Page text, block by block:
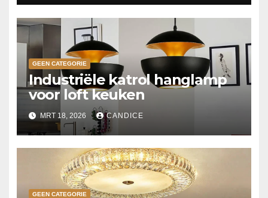
GEEN CATEGORIE
Industriële katrol hanglamp
voor loft keuken
MRT 18, 2026 CANDICE
GEEN CATEGORIE